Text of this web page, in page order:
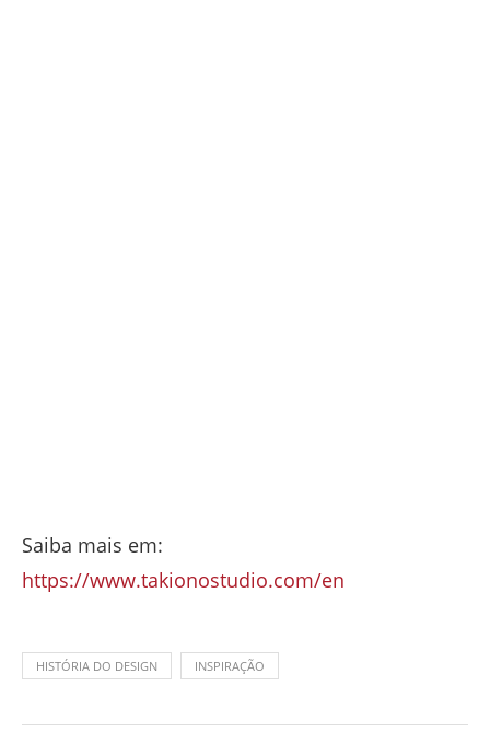
Saiba mais em:
https://www.takionostudio.com/en
HISTÓRIA DO DESIGN INSPIRAÇÃO